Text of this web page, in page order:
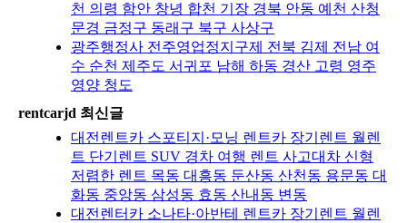
천 의령 함안 창녕 합천 기장 경북 안동 예천 산청
문경 금정구 동래구 북구 사상구
광주행정사 전주영업정지구제 전북 김제 전남 여
수 순천 제주도 서귀포 남해 하동 경산 고령 영주
영양 청도
rentcarjd 최신글
대전렌트카 스포티지·모닝 렌트카 장기렌트 월렌
트 단기렌트 SUV 경차 여행 렌트 사고대차 신형
저렴한 렌트 목동 대흥동 둔산동 산천동 용문동 대
화동 중앙동 삼성동 효동 산내동 변동
대전렌터카 소나타·아반테 렌트카 장기렌트 월렌